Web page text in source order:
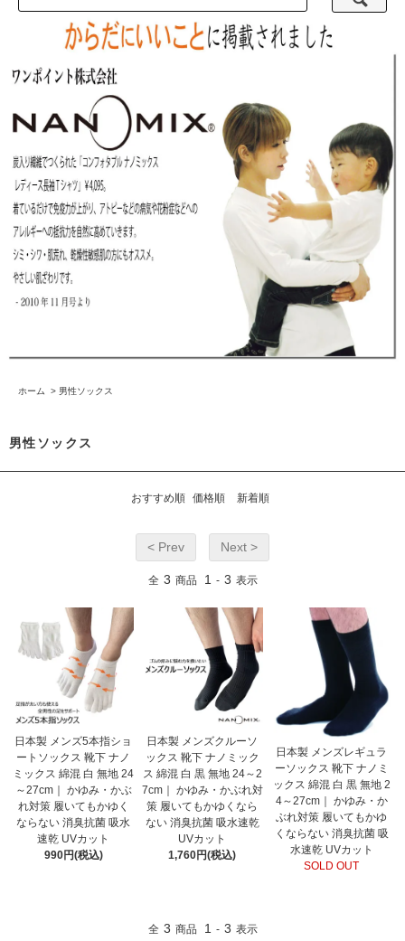
ホーム > 男性ソックス
男性ソックス
おすすめ順 価格順 新着順
< Prev Next >
全 3 商品 1 - 3 表示
日本製 メンズ5本指ショ
ートソックス 靴下 ナノ
ミックス 綿混 白 無地 24
～27cm｜ かゆみ・かぶ
れ対策 履いてもかゆく
ならない 消臭抗菌 吸水
速乾 UVカット
990円(税込)
日本製 メンズクルーソ
ックス 靴下 ナノミック
ス 綿混 白 黒 無地 24～2
7cm｜ かゆみ・かぶれ対
策 履いてもかゆくなら
ない 消臭抗菌 吸水速乾
UVカット
1,760円(税込)
日本製 メンズレギュラ
ーソックス 靴下 ナノミ
ックス 綿混 白 黒 無地 2
4～27cm｜ かゆみ・か
ぶれ対策 履いてもかゆ
くならない 消臭抗菌 吸
水速乾 UVカット
SOLD OUT
全 3 商品 1 - 3 表示